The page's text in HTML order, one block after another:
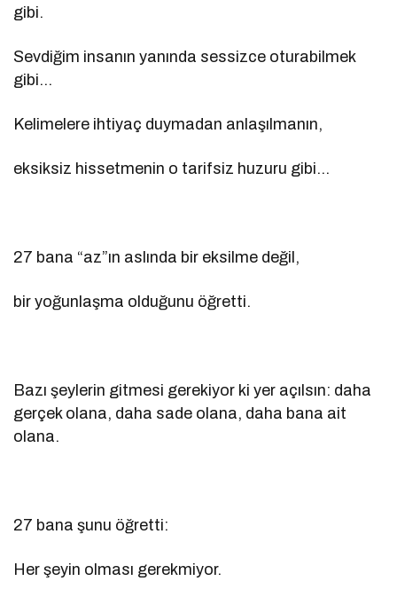
gibi.
Sevdiğim insanın yanında sessizce oturabilmek
gibi…
Kelimelere ihtiyaç duymadan anlaşılmanın,
eksiksiz hissetmenin o tarifsiz huzuru gibi…
27 bana “az”ın aslında bir eksilme değil,
bir yoğunlaşma olduğunu öğretti.
Bazı şeylerin gitmesi gerekiyor ki yer açılsın: daha
gerçek olana, daha sade olana, daha bana ait
olana.
27 bana şunu öğretti:
Her şeyin olması gerekmiyor.